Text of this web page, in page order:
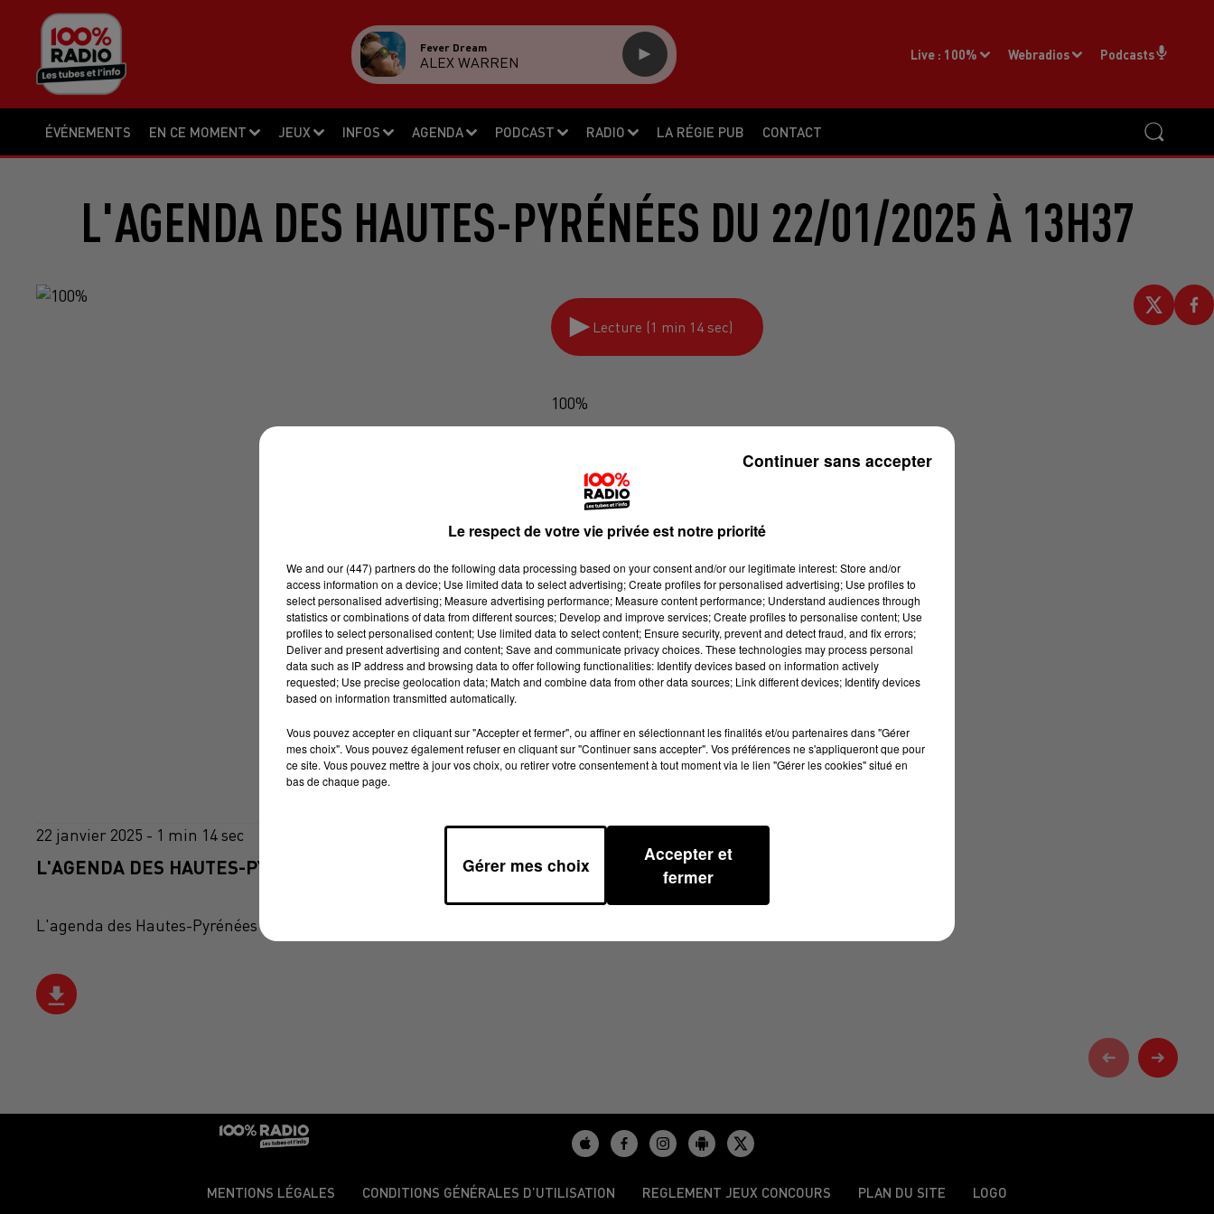
ÉVÉNEMENTS EN CE MOMENT JEUX INFOS AGENDA PODCAST RADIO LA RÉGIE PUB CONTACT
Live : 100% Webradios Podcasts
Fever Dream
ALEX WARREN
L'AGENDA DES HAUTES-PYRÉNÉES DU 22/01/2025 À 13H37
Lecture (1 min 14 sec)
100%
22 janvier 2025 - 1 min 14 sec
L'AGENDA DES HAUTES-PYRÉNÉES DU 22/01/2025 À 13H37
L'agenda des Hautes-Pyrénées
MENTIONS LÉGALES CONDITIONS GÉNÉRALES D’UTILISATION REGLEMENT JEUX CONCOURS PLAN DU SITE LOGO
Le respect de votre vie privée est notre priorité
We and our (447) partnersdo the following data processing based on your consent and/or our legitimate interest: Store and/or
access information on a device; Use limited data to select advertising; Create profiles for personalised advertising; Use profiles to
select personalised advertising; Measure advertising performance; Measure content performance; Understand audiences through
statistics or combinations of data from different sources; Develop and improve services; Create profiles to personalise content; Use
profiles to select personalised content; Use limited data to select content; Ensure security, prevent and detect fraud, and fix errors;
Deliver and present advertising and content; Save and communicate privacy choices. These technologies may process personal
data such as IP address and browsing data to offer following functionalities: Identify devices based on information actively
requested; Use precise geolocation data; Match and combine data from other data sources; Link different devices; Identify devices
based on information transmitted automatically.
Vous pouvez accepter en cliquant sur "Accepter et fermer", ou affiner en sélectionnant les finalités et/ou partenaires dans "Gérer
mes choix". Vous pouvez également refuser en cliquant sur "Continuer sans accepter". Vos préférences ne s'appliqueront que pour
ce site. Vous pouvez mettre à jour vos choix, ou retirer votre consentement à tout moment via le lien "Gérer les cookies" situé en
bas de chaque page.
Gérer mes choix
Accepter et
fermer
Continuer sans accepter